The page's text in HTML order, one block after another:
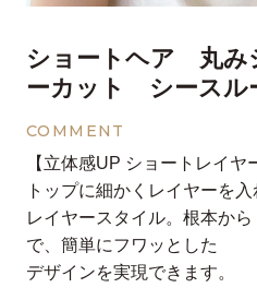
ショートヘア 丸
ーカット シースル
COMMENT
【立体感UP ショートレイヤ
トップに細かくレイヤーを
レイヤースタイル。根本か
で、簡単にフワッとした
デザインを実現できます。